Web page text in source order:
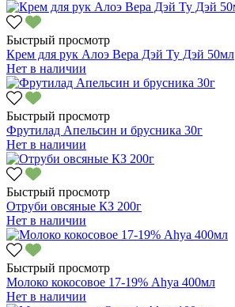
Быстрый просмотр
Крем для рук Алоэ Вера Дэй Ту Дэй 50мл
Нет в наличии
Быстрый просмотр
Фрутилад Апельсин и брусника 30г
Нет в наличии
Быстрый просмотр
Отруби овсяные КЗ 200г
Нет в наличии
Быстрый просмотр
Молоко кокосовое 17-19% Ahya 400мл
Нет в наличии